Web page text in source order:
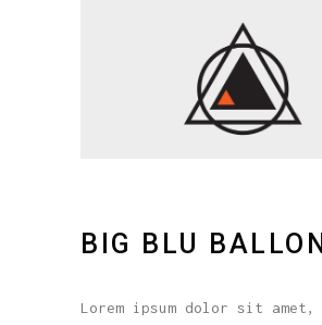
BIG BLU BALLON
Lorem ipsum dolor sit amet,